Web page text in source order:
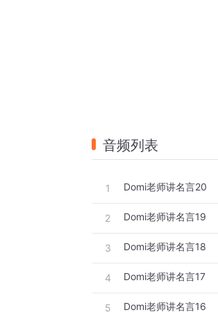
音频列表
1 Domi老师讲名言20
2 Domi老师讲名言19
3 Domi老师讲名言18
4 Domi老师讲名言17
5 Domi老师讲名言16